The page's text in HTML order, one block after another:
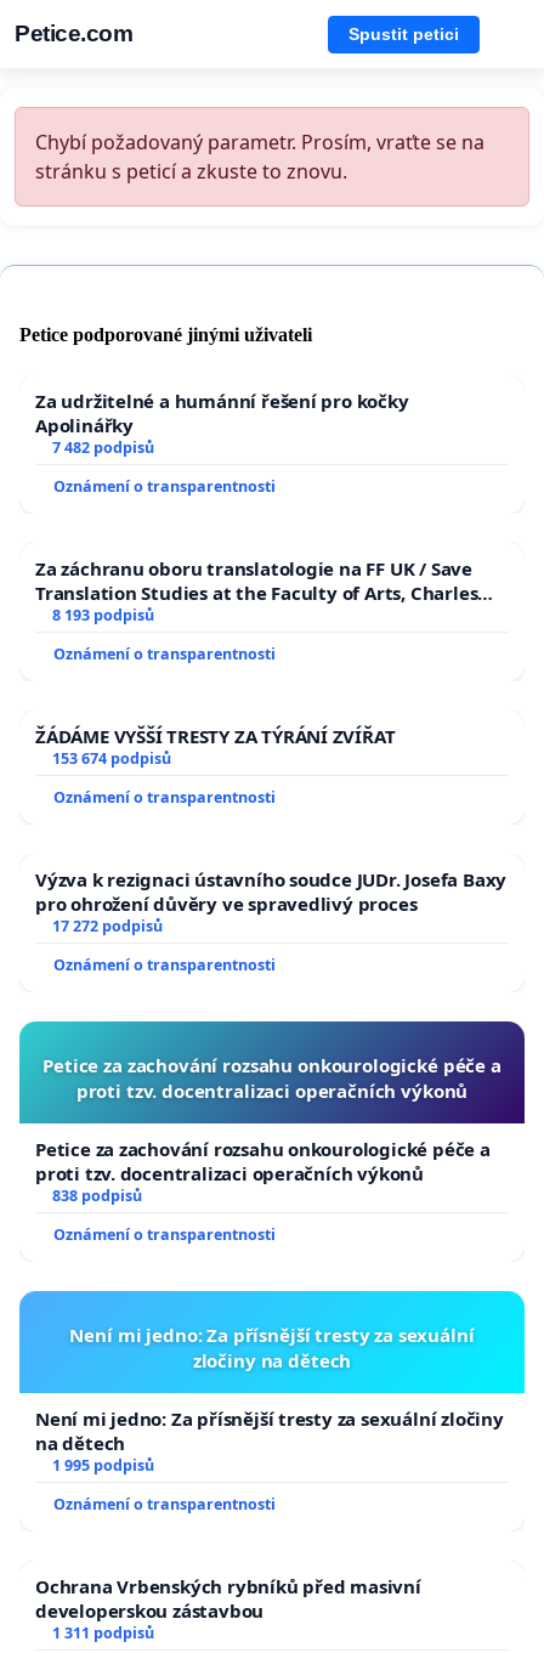
Petice.com Spustit petici
Chybí požadovaný parametr. Prosím, vraťte se na
stránku s peticí a zkuste to znovu.
Petice podporované jinými uživateli
Za udržitelné a humánní řešení pro kočky
Apolinářky
7 482 podpisů
Oznámení o transparentnosti
Za záchranu oboru translatologie na FF UK / Save
Translation Studies at the Faculty of Arts, Charles
University
8 193 podpisů
Oznámení o transparentnosti
ŽÁDÁME VYŠŠÍ TRESTY ZA TÝRÁNÍ ZVÍŘAT
153 674 podpisů
Oznámení o transparentnosti
Výzva k rezignaci ústavního soudce JUDr. Josefa Baxy
pro ohrožení důvěry ve spravedlivý proces
17 272 podpisů
Oznámení o transparentnosti
Petice za zachování rozsahu onkourologické péče a
proti tzv. docentralizaci operačních výkonů
Petice za zachování rozsahu onkourologické péče a
proti tzv. docentralizaci operačních výkonů
838 podpisů
Oznámení o transparentnosti
Není mi jedno: Za přísnější tresty za sexuální
zločiny na dětech
Není mi jedno: Za přísnější tresty za sexuální zločiny
na dětech
1 995 podpisů
Oznámení o transparentnosti
Ochrana Vrbenských rybníků před masivní
developerskou zástavbou
1 311 podpisů